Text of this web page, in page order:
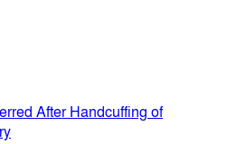
After Handcuffing of